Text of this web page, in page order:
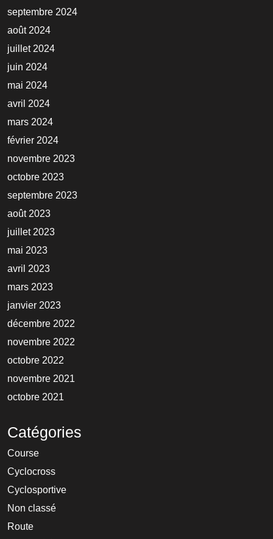
septembre 2024
août 2024
juillet 2024
juin 2024
mai 2024
avril 2024
mars 2024
février 2024
novembre 2023
octobre 2023
septembre 2023
août 2023
juillet 2023
mai 2023
avril 2023
mars 2023
janvier 2023
décembre 2022
novembre 2022
octobre 2022
novembre 2021
octobre 2021
Catégories
Course
Cyclocross
Cyclosportive
Non classé
Route